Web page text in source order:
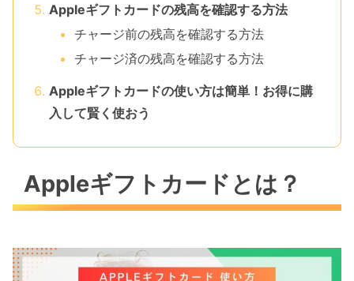
Appleギフトカードの残高を確認する方法
チャージ前の残高を確認する方法
チャージ済の残高を確認する方法
Appleギフトカードの使い方は簡単！お得に購
入して賢く使おう
Appleギフトカードとは？